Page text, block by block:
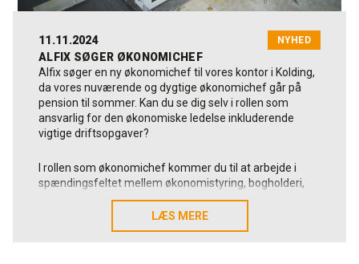
om stillingen. Enhver henvendelse behandles fortroligt.
11.11.2024 NYHED
ALFIX SØGER ØKONOMICHEF
Alfix søger en ny økonomichef til vores kontor i Kolding,
da vores nuværende og dygtige økonomichef går på
pension til sommer. Kan du se dig selv i rollen som
ansvarlig for den økonomiske ledelse inkluderende
vigtige driftsopgaver?
I rollen som økonomichef kommer du til at arbejde i
spændingsfeltet mellem økonomistyring, bogholderi,
strategi, udvikling og ledelse.
Du bliver en del af en værdibaseret,
LÆS MERE
LÆS MERE